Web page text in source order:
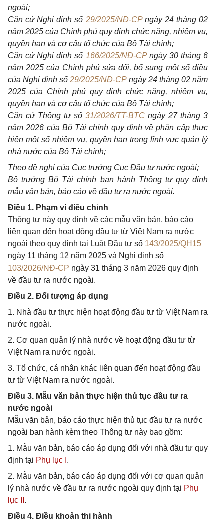
ngoài;
Căn cứ Nghị định số 29/2025/NĐ-CPngày 24 tháng 02
năm 2025 của Chính phủ quy định chức năng, nhiệm vụ,
quyền hạn và cơ cấu tổ chức của Bộ Tài chính;
Căn cứ Nghị định số 166/2025/NĐ-CPngày 30 tháng 6
năm 2025 của Chính phủ sửa đổi, bổ sung một số điều
của Nghị định số29/2025/NĐ-CPngày 24 tháng 02 năm
2025 của Chính phủ quy định chức năng, nhiệm vụ,
quyền hạn và cơ cấu tổ chức của Bộ Tài chính;
Căn cứ Thông tư số 31/2026/TT-BTC ngày 27 tháng 3
năm 2026 của Bộ Tài chính quy định về phân cấp thực
hiện một số nhiệm vụ, quyền hạn trong lĩnh vực quản lý
nhà nước của Bộ Tài chính;
Theo đề nghị của Cục trưởng Cục Đầu tư nước ngoài;
Bộ trưởng Bộ Tài chính ban hành Thông tư quy định
mẫu văn bản, báo cáo về đầu tư ra nước ngoài.
Điều 1. Phạm vi điều chỉnh
Thông tư này quy định về các mẫu văn bản, báo cáo
liên quan đến hoạt động đầu tư từ Việt Nam ra nước
ngoài theo quy định tại Luật Đầu tư số 143/2025/QH15
ngày 11 tháng 12 năm 2025 và Nghị định số
103/2026/NĐ-CP ngày 31 tháng 3 năm 2026 quy định
về đầu tư ra nước ngoài.
Điều 2. Đối tượng áp dụng
1. Nhà đầu tư thực hiện hoạt động đầu tư từ Việt Nam ra
nước ngoài.
2. Cơ quan quản lý nhà nước về hoạt động đầu tư từ
Việt Nam ra nước ngoài.
3. Tổ chức, cá nhân khác liên quan đến hoạt động đầu
tư từ Việt Nam ra nước ngoài.
Điều 3. Mẫu văn bản thực hiện thủ tục đầu tư ra
nước ngoài
Mẫu văn bản, báo cáo thực hiện thủ tục đầu tư ra nước
ngoài ban hành kèm theo Thông tư này bao gồm:
1. Mẫu văn bản, báo cáo áp dụng đối với nhà đầu tư quy
định tại Phụ lục I .
2. Mẫu văn bản, báo cáo áp dụng đối với cơ quan quản
lý nhà nước về đầu tư ra nước ngoài quy định tại Phụ
lục II .
Điều 4. Điều khoản thi hành